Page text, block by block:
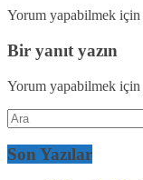
Yorum yapabilmek için
Bir yanıt yazın
Yorum yapabilmek için
Son Yazılar